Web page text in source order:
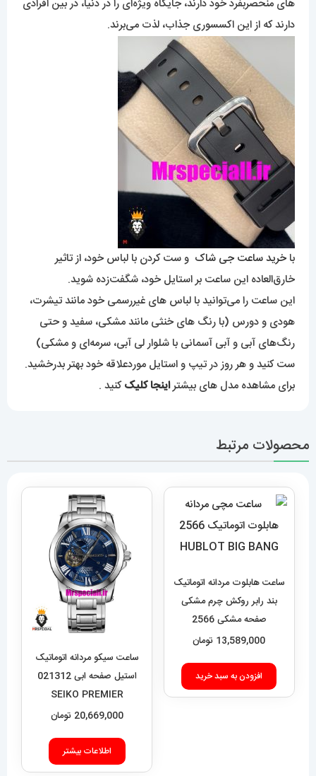
های منحصربفرد خود دارند، جایگاه ویژه‌ای را در دنیا، در بین افرادی
دارند که از این اکسسوری جذاب، لذت می‌برند.
با خرید ساعت جی شاک و ست کردن با لباس خود، از تاثیر
خارق‌العاده این ساعت بر استایل خود، شگفت‌زده شوید.
این ساعت را می‌توانید با لباس های غیررسمی خود مانند تیشرت،
هودی و دورس (با رنگ های خنثی مانند مشکی، سفید و حتی
رنگ‌های آبی و آبی آسمانی با شلوار لی آبی، سرمه‌ای و مشکی)
ست کنید و هر روز در تیپ و استایل موردعلاقه خود بهتر بدرخشید.
برای مشاهده مدل های بیشتراینجا کلیککنید .
محصولات مرتبط
ساعت هابلوت مردانه اتوماتیک
بند رابر روکش چرم مشکی
صفحه مشکی 2566
HUBLOT BIG BANG
13,589,000 تومان
افزودن به سبد خرید
ساعت سیکو مردانه اتوماتیک
استیل صفحه ابی 021312
SEIKO PREMIER
20,669,000 تومان
اطلاعات بیشتر